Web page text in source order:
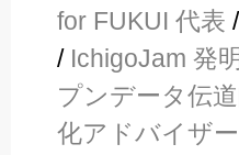
for FUKUI 代表 /
/ IchigoJam 発
プンデータ伝
化アドバイザー